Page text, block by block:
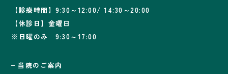
【診療時間】9:30～12:00/ 14:30～20:00
【休診日】金曜日
※日曜のみ 9:30～17:00
当院のご案内